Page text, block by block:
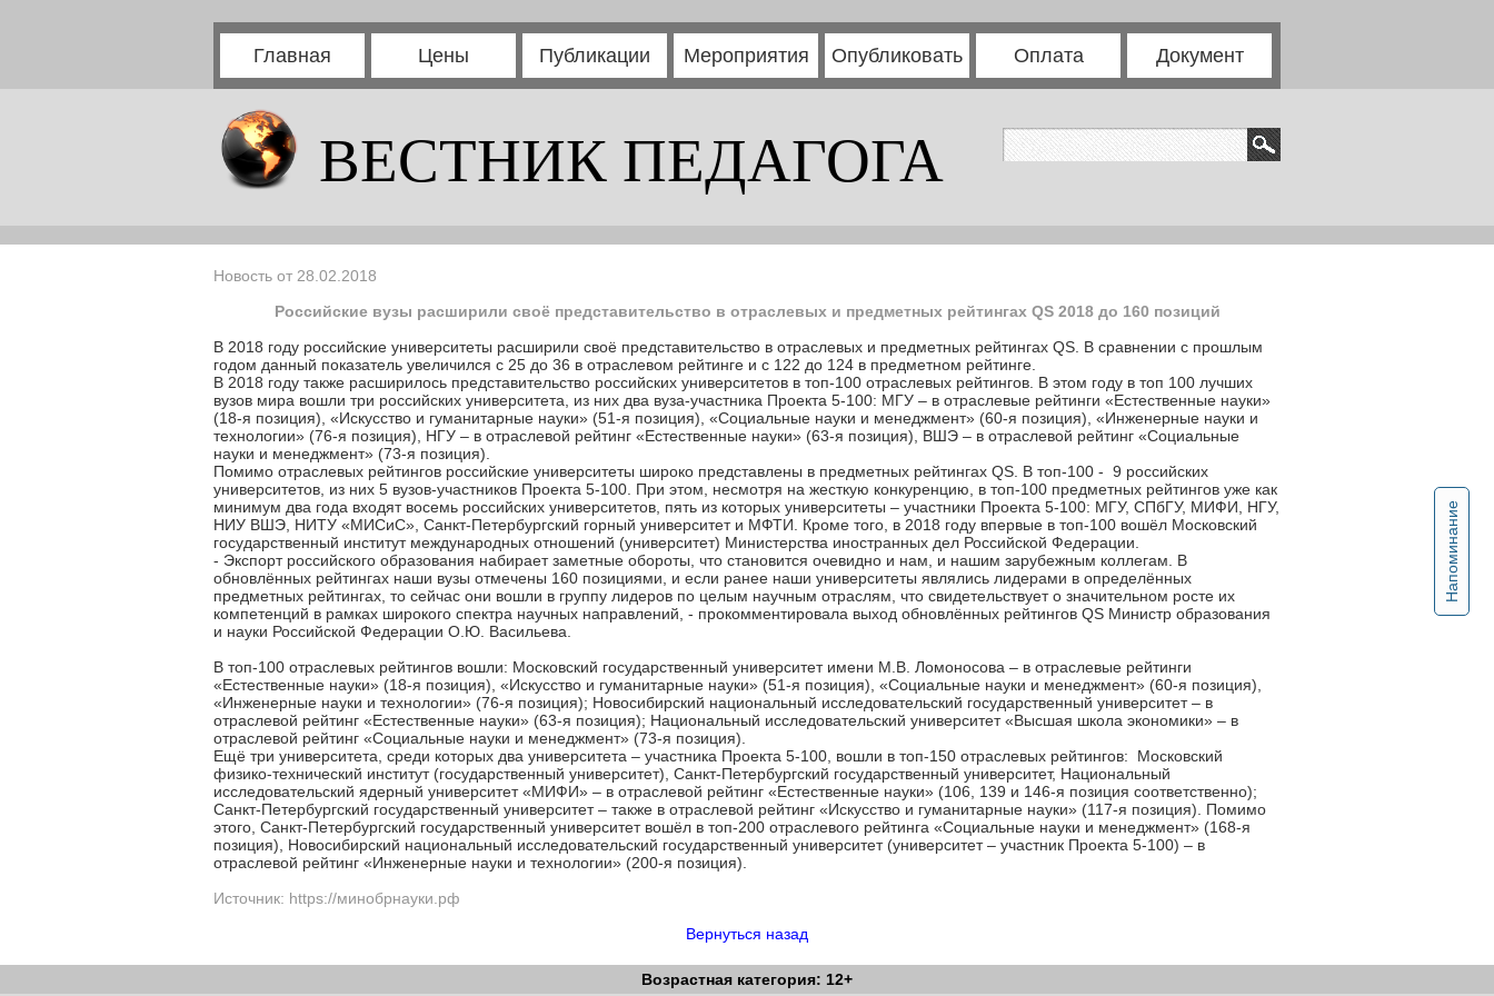
Главная Цены Публикации Мероприятия Опубликовать Оплата Документ
ВЕСТНИК ПЕДАГОГА
Напоминание
Новость от 28.02.2018
Российские вузы расширили своё представительство в отраслевых и предметных рейтингах QS 2018 до 160 позиций
В 2018 году российские университеты расширили своё представительство в отраслевых и предметных рейтингах QS. В сравнении с прошлым
годом данный показатель увеличился с 25 до 36 в отраслевом рейтинге и с 122 до 124 в предметном рейтинге.
В 2018 году также расширилось представительство российских университетов в топ-100 отраслевых рейтингов. В этом году в топ 100 лучших
вузов мира вошли три российских университета, из них два вуза-участника Проекта 5-100: МГУ – в отраслевые рейтинги «Естественные науки»
(18-я позиция), «Искусство и гуманитарные науки» (51-я позиция), «Социальные науки и менеджмент» (60-я позиция), «Инженерные науки и
технологии» (76-я позиция), НГУ – в отраслевой рейтинг «Естественные науки» (63-я позиция), ВШЭ – в отраслевой рейтинг «Социальные
науки и менеджмент» (73-я позиция).
Помимо отраслевых рейтингов российские университеты широко представлены в предметных рейтингах QS. В топ-100 - 9 российских
университетов, из них 5 вузов-участников Проекта 5-100. При этом, несмотря на жесткую конкуренцию, в топ-100 предметных рейтингов уже как
минимум два года входят восемь российских университетов, пять из которых университеты – участники Проекта 5-100: МГУ, СПбГУ, МИФИ, НГУ,
НИУ ВШЭ, НИТУ «МИСиС», Санкт-Петербургский горный университет и МФТИ. Кроме того, в 2018 году впервые в топ-100 вошёл Московский
государственный институт международных отношений (университет) Министерства иностранных дел Российской Федерации.
- Экспорт российского образования набирает заметные обороты, что становится очевидно и нам, и нашим зарубежным коллегам. В
обновлённых рейтингах наши вузы отмечены 160 позициями, и если ранее наши университеты являлись лидерами в определённых
предметных рейтингах, то сейчас они вошли в группу лидеров по целым научным отраслям, что свидетельствует о значительном росте их
компетенций в рамках широкого спектра научных направлений, - прокомментировала выход обновлённых рейтингов QS Министр образования
и науки Российской Федерации О.Ю. Васильева.
В топ-100 отраслевых рейтингов вошли: Московский государственный университет имени М.В. Ломоносова – в отраслевые рейтинги
«Естественные науки» (18-я позиция), «Искусство и гуманитарные науки» (51-я позиция), «Социальные науки и менеджмент» (60-я позиция),
«Инженерные науки и технологии» (76-я позиция); Новосибирский национальный исследовательский государственный университет – в
отраслевой рейтинг «Естественные науки» (63-я позиция); Национальный исследовательский университет «Высшая школа экономики» – в
отраслевой рейтинг «Социальные науки и менеджмент» (73-я позиция).
Ещё три университета, среди которых два университета – участника Проекта 5-100, вошли в топ-150 отраслевых рейтингов: Московский
физико-технический институт (государственный университет), Санкт-Петербургский государственный университет, Национальный
исследовательский ядерный университет «МИФИ» – в отраслевой рейтинг «Естественные науки» (106, 139 и 146-я позиция соответственно);
Санкт-Петербургский государственный университет – также в отраслевой рейтинг «Искусство и гуманитарные науки» (117-я позиция). Помимо
этого, Санкт-Петербургский государственный университет вошёл в топ-200 отраслевого рейтинга «Социальные науки и менеджмент» (168-я
позиция), Новосибирский национальный исследовательский государственный университет (университет – участник Проекта 5-100) – в
отраслевой рейтинг «Инженерные науки и технологии» (200-я позиция).
Источник: https://минобрнауки.рф
Вернуться назад
Возрастная категория: 12+